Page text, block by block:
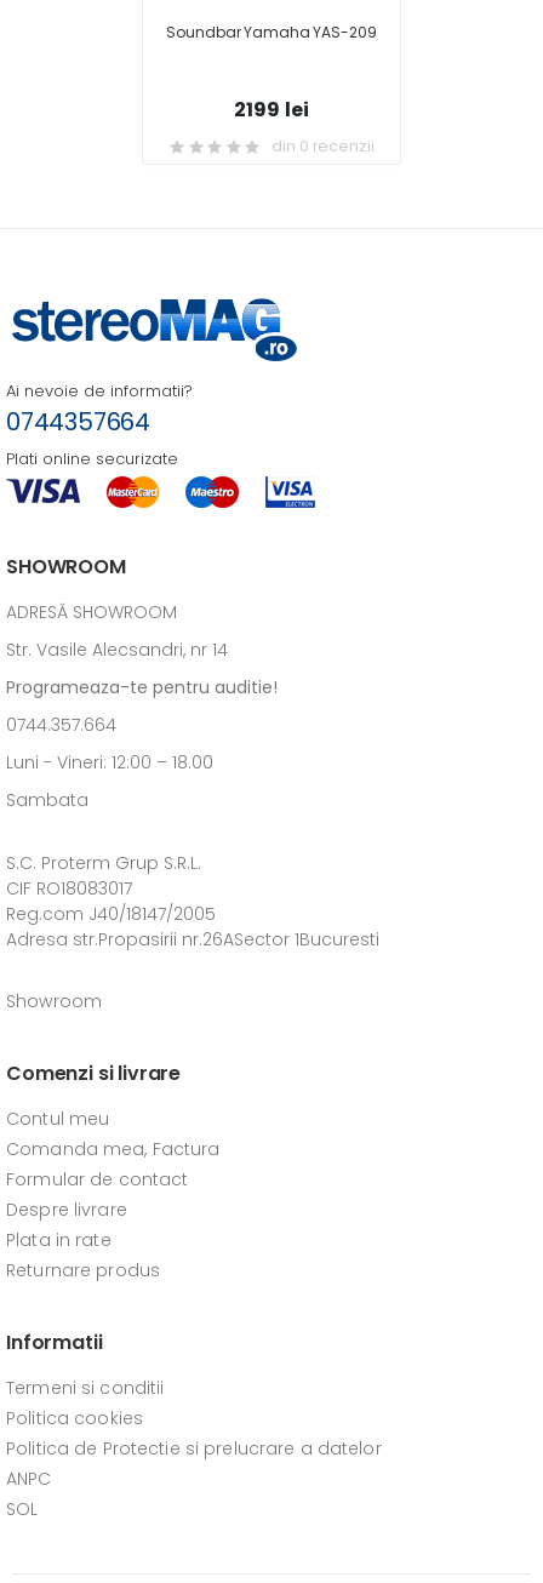
Soundbar Yamaha YAS-209
2199 lei
din 0 recenzii
Ai nevoie de informatii?
0744357664
Plati online securizate
SHOWROOM
ADRESĂ SHOWROOM
Str. Vasile Alecsandri, nr 14
Programeaza-te pentru auditie!
0744.357.664
Luni - Vineri: 12:00 – 18.00
Sambata
S.C. Proterm Grup S.R.L.
CIF RO18083017
Reg.com J40/18147/2005
Adresa str.Propasirii nr.26ASector 1Bucuresti
Showroom
Comenzi si livrare
Contul meu
Comanda mea, Factura
Formular de contact
Despre livrare
Plata in rate
Returnare produs
Informatii
Termeni si conditii
Politica cookies
Politica de Protectie si prelucrare a datelor
ANPC
SOL